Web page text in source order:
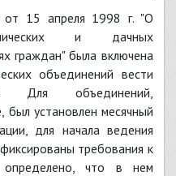
15 апреля 1998 г. "О
и дачных
граждан" была включена
объединений вести
Для объединений,
был установлен месячный
для начала ведения
требования к
что в нем